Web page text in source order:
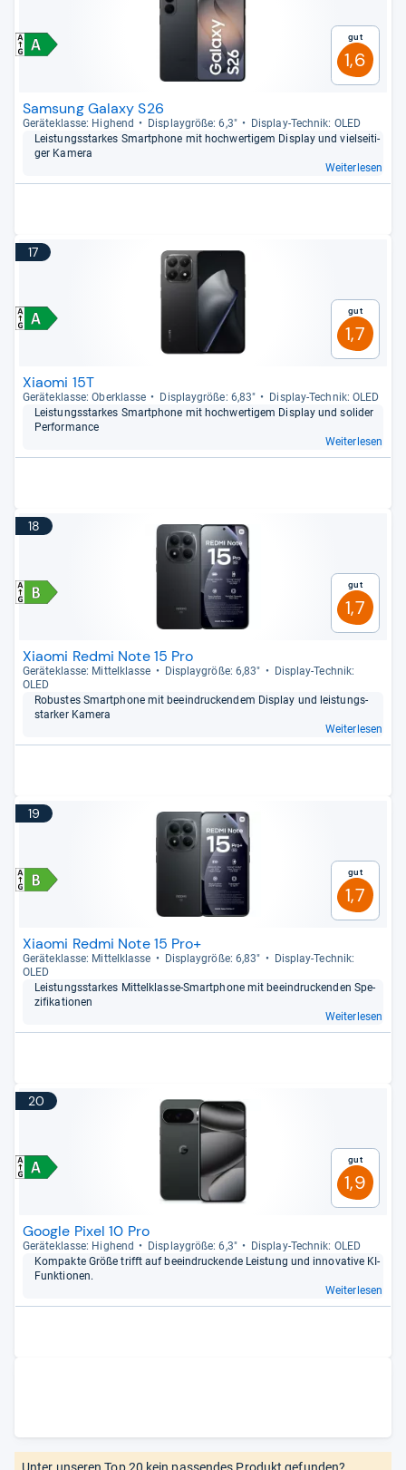
Gut
1,6
Samsung Galaxy S26
Gerä­te­klasse: Hig­hend Dis­play­größe: 6,3"
Dis­play-​Tech­nik: OLED
Leis­tungs­star­kes Smart­phone mit hoch­wer­ti­gem Dis­play und viel­sei­ti­
ger Kamera
Weiterlesen
17
Gut
1,7
Xiaomi 15T
Gerä­te­klasse: Ober­klasse Dis­play­größe: 6,83"
Dis­play-​Tech­nik: OLED
Leis­tungs­star­kes Smart­phone mit hoch­wer­ti­gem Dis­play und soli­der
Per­for­mance
Weiterlesen
18
Gut
1,7
Xiaomi Redmi Note 15 Pro
Gerä­te­klasse: Mit­tel­klasse Dis­play­größe: 6,83"
Dis­play-​Tech­nik:
OLED
Robus­tes Smart­phone mit beein­dru­cken­dem Dis­play und leis­tungs­
star­ker Kamera
Weiterlesen
19
Gut
1,7
Xiaomi Redmi Note 15 Pro+
Gerä­te­klasse: Mit­tel­klasse Dis­play­größe: 6,83"
Dis­play-​Tech­nik:
OLED
Leis­tungs­star­kes Mit­tel­klasse-​Smart­phone mit beein­dru­cken­den Spe­
zi­fi­ka­tio­nen
Weiterlesen
20
Gut
1,9
Google Pixel 10 Pro
Gerä­te­klasse: Hig­hend Dis­play­größe: 6,3"
Dis­play-​Tech­nik: OLED
Kom­pakte Größe trifft auf beein­dru­ckende Leis­tung und inno­va­tive KI-​
Funk­tio­nen.
Weiterlesen